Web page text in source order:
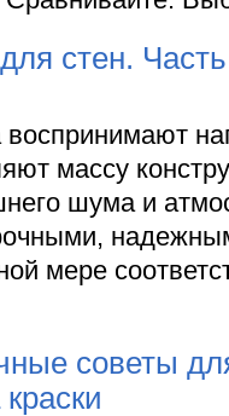
стен.
массу
шума и
мере
советы